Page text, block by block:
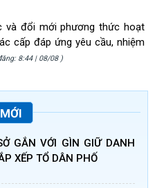
và đổi mới phương thức hoạt
cấp đáp ứng yêu cầu, nhiệm
8:44 | 08/08 )
GẮN VỚI GÌN GIỮ DANH
XẾP TỔ DÂN PHỐ